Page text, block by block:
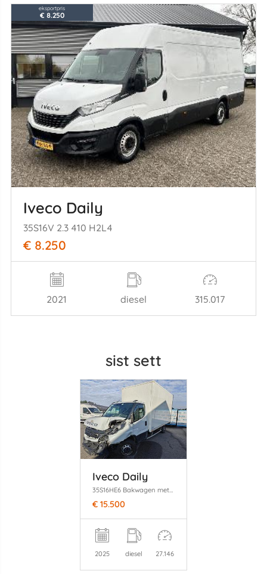
eksportpris
€ 8.250
Iveco Daily
35S16V 2.3 410 H2L4
€ 8.250
2021 diesel 315.017
sist sett
Iveco Daily
35S16HE6 Bakwagen met Laadklep
€ 15.500
2025 diesel 27.146